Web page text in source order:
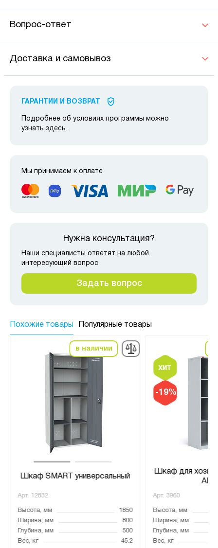
Вопрос-ответ
Доставка и самовывоз
ГАРАНТИИ И ВОЗВРАТ
Подробнее об условиях программы можно
узнать здесь.
Мы принимаем к оплате
Нужна консультация?
Наши специалисты ответят на любой
интересующий вопрос
Задать вопрос
Похожие товары Популярные товары
в наличии
Шкаф SMART универсальный
Арт. 12832
Высота, мм
1850
Ширина, мм
800
Глубина, мм
500
Вес, кг
45.2
-19%
Шкаф для
АК-
Арт. 3960
Высота, мм
Ширина, мм
Глубина, мм
Вес, кг